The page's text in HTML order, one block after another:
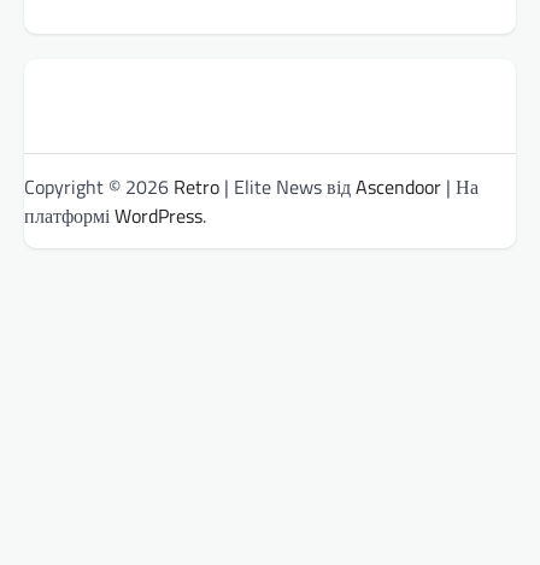
Copyright © 2026 Retro | Elite News відAscendoor | На
платформіWordPress.